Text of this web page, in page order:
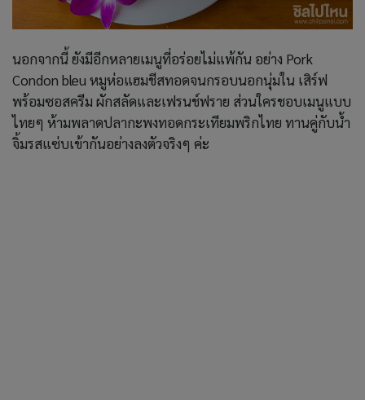
นอกจากนี้ ยังมีอีกหลายเมนูที่อร่อยไม่แพ้กัน อย่าง Pork
Condon bleu หมูห่อแฮมชีสทอดจนกรอบนอกนุ่มใน เสิร์ฟ
พร้อมซอสครีม ผักสลัดและเฟรนช์ฟราย ส่วนใครชอบเมนูแบบ
ไทยๆ ห้ามพลาดปลากะพงทอดกระเทียมพริกไทย ทานคู่กับน้ำ
จิ้มรสแซ่บเข้ากันอย่างลงตัวจริงๆ ค่ะ